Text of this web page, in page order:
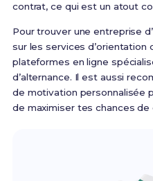
contrat, ce qui est un atout
Pour trouver une entreprise
sur les services d’orientation
plateformes en ligne
d’alternance. Il est aussi
de motivation personnalisée
de maximiser tes chances de